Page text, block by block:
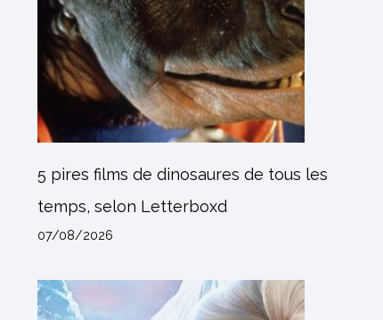
5 pires films de dinosaures de tous les
temps, selon Letterboxd
07/08/2026